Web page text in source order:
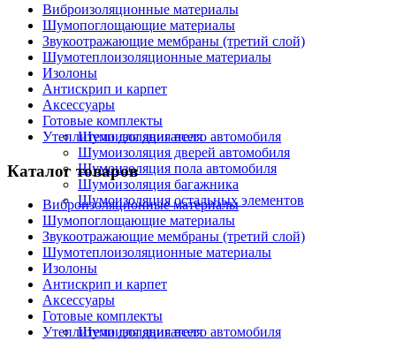
Виброизоляционные материалы
Шумопоглощающие материалы
Звукоотражающие мембраны (третий слой)
Шумотеплоизоляционные материалы
Изолоны
Антискрип и карпет
Аксессуары
Готовые комплекты
Шумоизоляция всего автомобиля
Шумоизоляция дверей автомобиля
Шумоизоляция пола автомобиля
Шумоизоляция багажника
Шумоизоляция остальных элементов
Утеплители для двигателя
Каталог товаров
Виброизоляционные материалы
Шумопоглощающие материалы
Звукоотражающие мембраны (третий слой)
Шумотеплоизоляционные материалы
Изолоны
Антискрип и карпет
Аксессуары
Готовые комплекты
Шумоизоляция всего автомобиля
Утеплители для двигателя